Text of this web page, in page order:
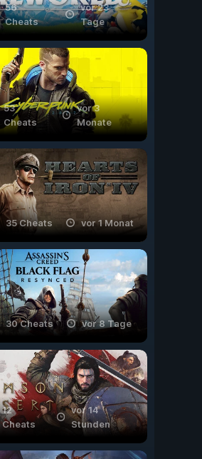
56
Cheats
vor 23
Tage
53
Cheats
vor 3
Monate
35 Cheats vor 1 Monat
30 Cheats vor 8 Tage
12
Cheats
vor 14
Stunden